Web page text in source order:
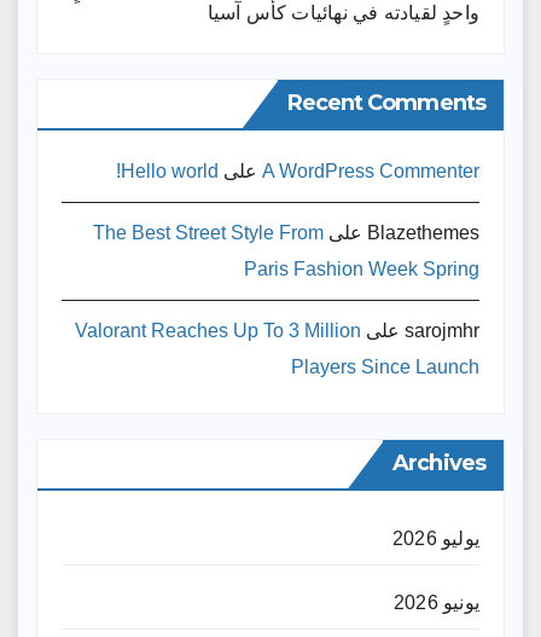
واحدٍ لقيادته ​في نهائيات كأس آسيا
Recent Comments
A WordPress Commenter على Hello world!
Blazethemes على The Best Street Style From
Paris Fashion Week Spring
sarojmhr على Valorant Reaches Up To 3 Million
Players Since Launch
Archives
يوليو 2026
يونيو 2026